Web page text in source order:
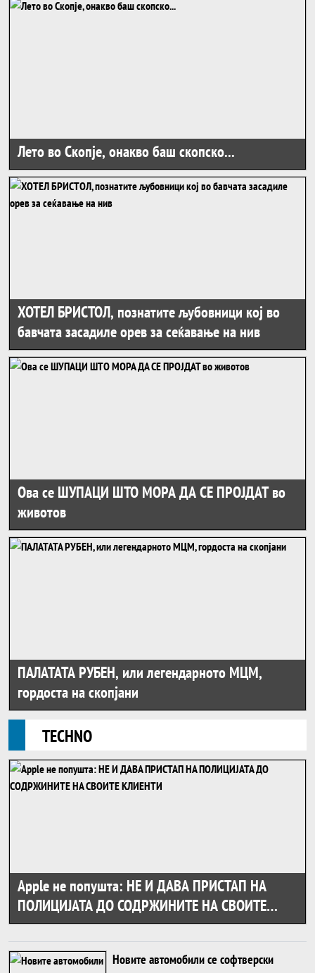
Лето во Скопје, онакво баш скопско...
ХОТЕЛ БРИСТОЛ, познатите љубовници кој во
бавчата засадиле орев за сеќавање на нив
Ова се ШУПАЦИ ШТО МОРА ДА СЕ ПРОЈДАТ во
животов
ПАЛАТАТА РУБЕН, или легендарното МЦМ,
гордоста на скопјани
TECHNO
Apple не попушта: НЕ И ДАВА ПРИСТАП НА
ПОЛИЦИЈАТА ДО СОДРЖИНИТЕ НА СВОИТЕ
КЛИЕНТИ
Новите автомобили се софтверски